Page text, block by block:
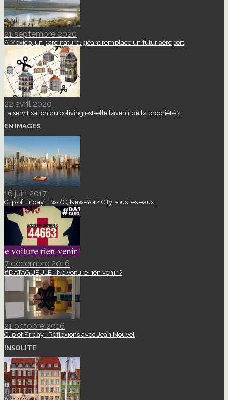
21 septembre 2020
A Mexico, un parc naturel géant remplace un futur aéroport
22 avril 2020
La servitisation du coliving est-elle l’avenir de la propriété ?
EN IMAGES
16 juin 2017
Clip of Friday : Two°C, New-York City sous les eaux.
7 décembre 2016
#DATAGUEULE : Ne voiture rien venir ?
21 octobre 2016
Clip of Friday : Réflexions avec Jean Nouvel
INSOLITE